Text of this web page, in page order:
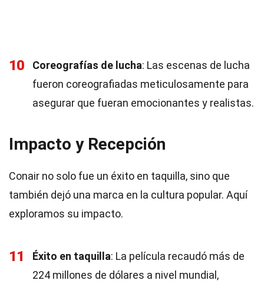
10 Coreografías de lucha: Las escenas de lucha
fueron coreografiadas meticulosamente para
asegurar que fueran emocionantes y realistas.
Impacto y Recepción
Conair no solo fue un éxito en taquilla, sino que
también dejó una marca en la cultura popular. Aquí
exploramos su impacto.
11 Éxito en taquilla: La película recaudó más de
224 millones de dólares a nivel mundial,